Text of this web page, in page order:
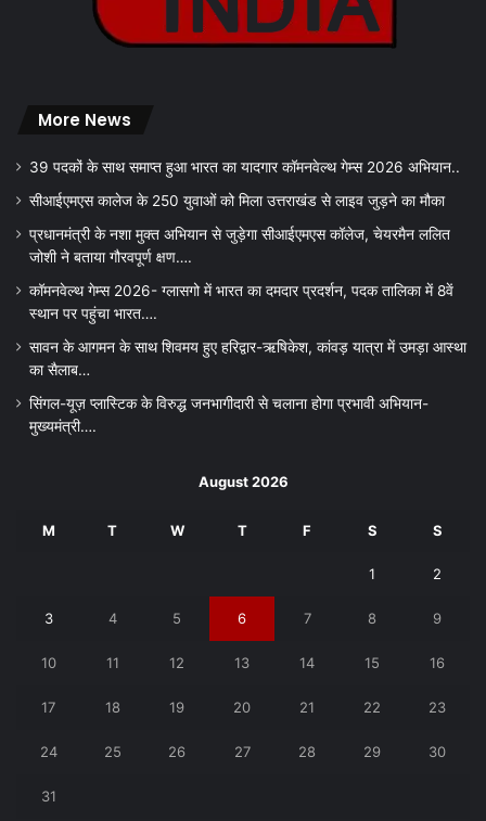
More News
39 पदकों के साथ समाप्त हुआ भारत का यादगार कॉमनवेल्थ गेम्स 2026 अभियान..
सीआईएमएस कालेज के 250 युवाओं को मिला उत्तराखंड से लाइव जुड़ने का मौका
प्रधानमंत्री के नशा मुक्त अभियान से जुड़ेगा सीआईएमएस कॉलेज, चेयरमैन ललित
जोशी ने बताया गौरवपूर्ण क्षण….
कॉमनवेल्थ गेम्स 2026- ग्लासगो में भारत का दमदार प्रदर्शन, पदक तालिका में 8वें
स्थान पर पहुंचा भारत….
सावन के आगमन के साथ शिवमय हुए हरिद्वार-ऋषिकेश, कांवड़ यात्रा में उमड़ा आस्था
का सैलाब…
सिंगल-यूज़ प्लास्टिक के विरुद्ध जनभागीदारी से चलाना होगा प्रभावी अभियान-
मुख्यमंत्री….
August 2026
M T W T F S S
1 2
3 4 5 6 7 8 9
10 11 12 13 14 15 16
17 18 19 20 21 22 23
24 25 26 27 28 29 30
31